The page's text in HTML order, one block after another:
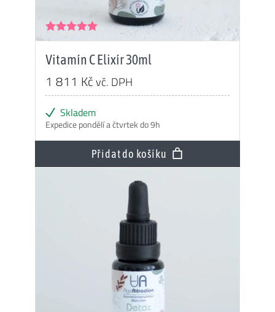
Hodnocení
Vitamín C Elixír 30ml
1 811 Kčvč. DPH
Skladem
Expedice pondělí a čtvrtek do 9h
Přidat do košíku